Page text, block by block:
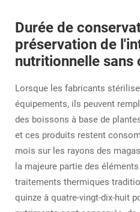
Durée de
préservation de
nutritionnelle sans
Lorsque les fabricants
équipements, ils peuvent
des boissons à base de
et ces produits restent
mois sur les rayons des
la majeure partie des
traitements thermiques
quinze à quatre-vingt-dix-huit